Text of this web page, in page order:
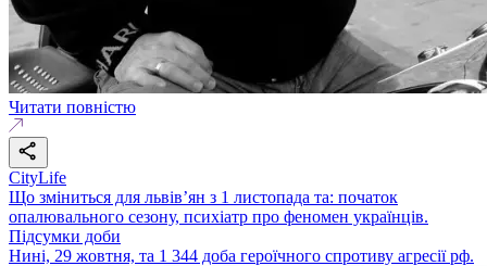
Читати повністю
CityLife
Що зміниться для львів’ян з 1 листопада та: початок
опалювального сезону, психіатр про феномен українців.
Підсумки доби
Нині, 29 жовтня, та 1 344 доба героїчного спротиву агресії рф.